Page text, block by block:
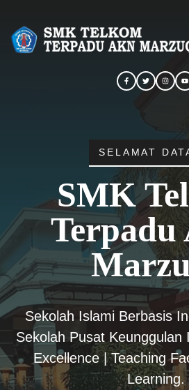
SELAMAT
SMK
Terpadu
Sekolah Islami Berbasis
Sekolah Pusat Keunggulan
Excellence | Teaching
Learning.